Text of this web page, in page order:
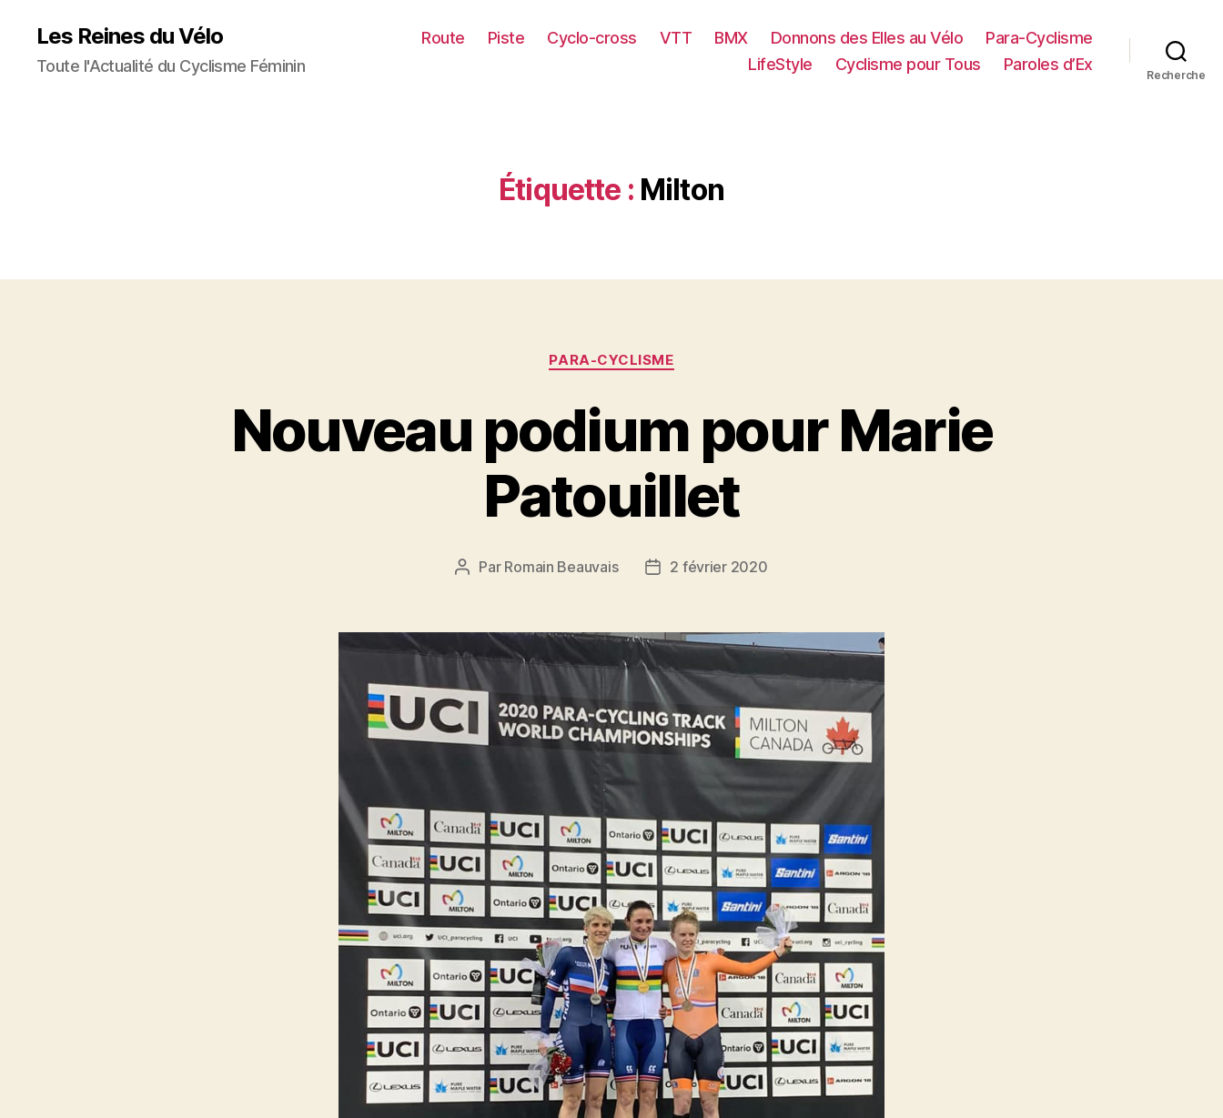
Les Reines du Vélo
Toute l'Actualité du Cyclisme Féminin
Route Piste Cyclo-cross VTT BMX Donnons des Elles au Vélo
Para-Cyclisme
LifeStyle
Cyclisme pour Tous Paroles d’Ex
Recherche
Étiquette : Milton
Catégories
PARA-CYCLISME
Nouveau podium pour Marie
Patouillet
Auteur
Par Romain Beauvais
Date2 février 2020